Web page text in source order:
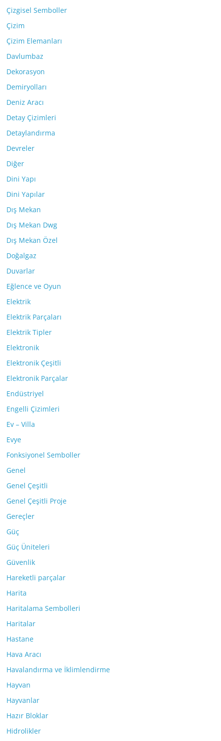
Çizgisel Semboller
Çizim
Çizim Elemanları
Davlumbaz
Dekorasyon
Demiryolları
Deniz Aracı
Detay Çizimleri
Detaylandırma
Devreler
Diğer
Dini Yapı
Dini Yapılar
Dış Mekan
Dış Mekan Dwg
Dış Mekan Özel
Doğalgaz
Duvarlar
Eğlence ve Oyun
Elektrik
Elektrik Parçaları
Elektrik Tipler
Elektronik
Elektronik Çeşitli
Elektronik Parçalar
Endüstriyel
Engelli Çizimleri
Ev – Villa
Evye
Fonksiyonel Semboller
Genel
Genel Çeşitli
Genel Çeşitli Proje
Gereçler
Güç
Güç Üniteleri
Güvenlik
Hareketli parçalar
Harita
Haritalama Sembolleri
Haritalar
Hastane
Hava Aracı
Havalandırma ve İklimlendirme
Hayvan
Hayvanlar
Hazır Bloklar
Hidrolikler